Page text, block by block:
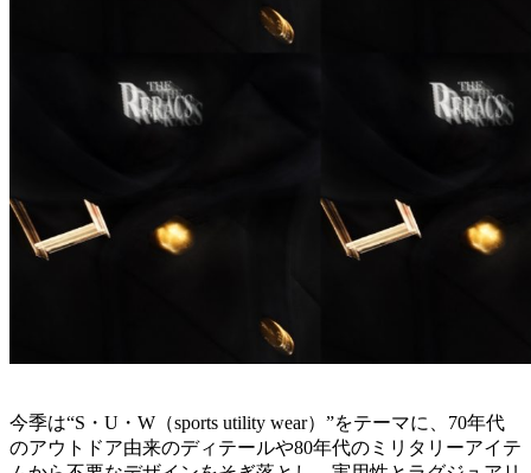
今季は“S・U・W（sports utility wear）”をテーマに、70年代
のアウトドア由来のディテールや80年代のミリタリーアイテ